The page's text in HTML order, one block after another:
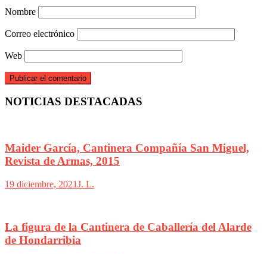
Nombre
Correo electrónico
Web
NOTICIAS DESTACADAS
Maider García, Cantinera Compañía San Miguel,
Revista de Armas, 2015
19 diciembre, 2021J. L.
La figura de la Cantinera de Caballería del Alarde
de Hondarribia